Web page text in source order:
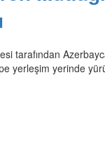
tarafından
yerleşim yerinde